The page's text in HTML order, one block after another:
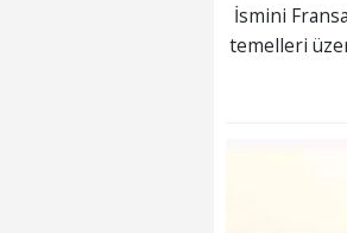
İsmini
temelleri